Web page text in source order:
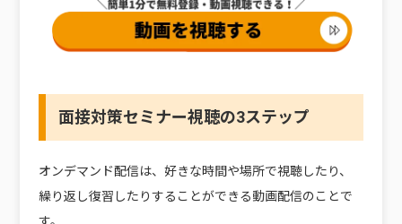
面接対策セミナー視聴の3ステップ
オンデマンド配信は、好きな時間や場所で視聴したり、
繰り返し復習したりすることができる動画配信のことで
す。